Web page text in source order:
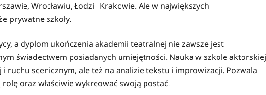
Wrocławiu, Łodzi i Krakowie. Ale w największych
prywatne szkoły.
a dyplom ukończenia akademii teatralnej nie zawsze jest
świadectwem posiadanych umiejętności. Nauka w szkole aktorskiej
ruchu scenicznym, ale też na analizie tekstu i improwizacji. Pozwala
oraz właściwie wykreować swoją postać.